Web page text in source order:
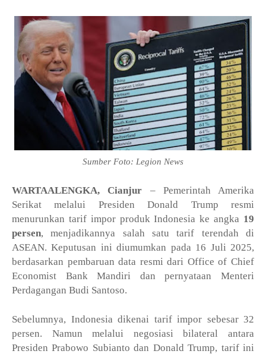
Sumber Foto: Legion News
WARTAALENGKA, Cianjur – Pemerintah Amerika
Serikat melalui Presiden Donald Trump resmi
menurunkan tarif impor produk Indonesia ke angka 19
persen, menjadikannya salah satu tarif terendah di
ASEAN. Keputusan ini diumumkan pada 16 Juli 2025,
berdasarkan pembaruan data resmi dari Office of Chief
Economist Bank Mandiri dan pernyataan Menteri
Perdagangan Budi Santoso.
Sebelumnya, Indonesia dikenai tarif impor sebesar 32
persen. Namun melalui negosiasi bilateral antara
Presiden Prabowo Subianto dan Donald Trump, tarif ini